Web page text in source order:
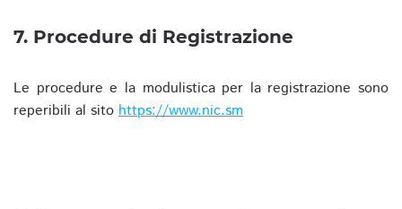
7. Procedure di Registrazione
Le procedure e la modulistica per la registrazione sono
reperibili al sito https://www.nic.sm